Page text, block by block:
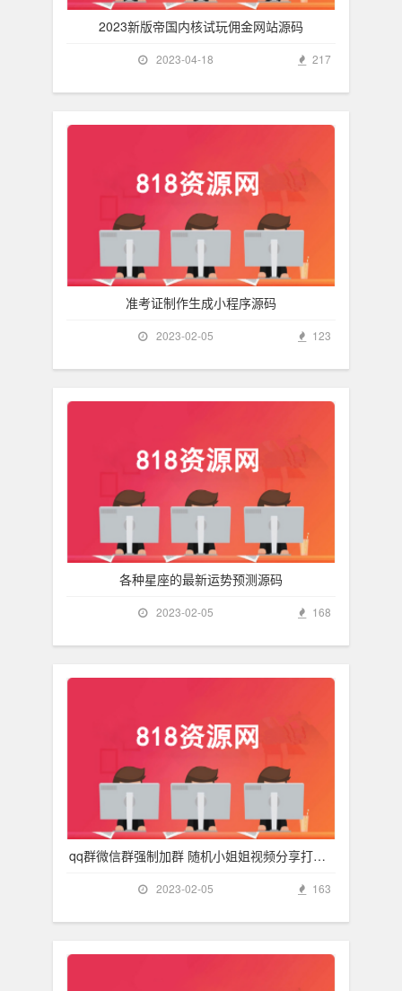
2023新版帝国内核试玩佣金网站源码
2023-04-18 217
准考证制作生成小程序源码
2023-02-05 123
各种星座的最新运势预测源码
2023-02-05 168
qq群微信群强制加群 随机小姐姐视频分享打赏裂
2023-02-05 163